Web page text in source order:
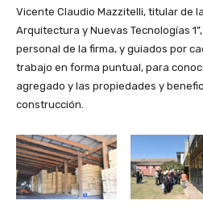
Vicente Claudio Mazzitelli, titular de
Arquitectura y Nuevas Tecnologías
personal de la firma, y guiados por
trabajo en forma puntual, para
agregado y las propiedades y
construcción.